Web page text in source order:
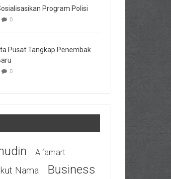
Program Polisi
0
Pusat Tangkap Penembak
0
Alfamart
Nama Business